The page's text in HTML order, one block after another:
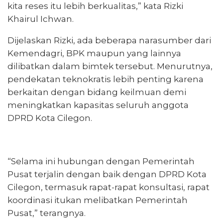
kita reses itu lebih berkualitas,” kata Rizki
Khairul Ichwan.
Dijelaskan Rizki, ada beberapa narasumber dari
Kemendagri, BPK maupun yang lainnya
dilibatkan dalam bimtek tersebut. Menurutnya,
pendekatan teknokratis lebih penting karena
berkaitan dengan bidang keilmuan demi
meningkatkan kapasitas seluruh anggota
DPRD Kota Cilegon.
“Selama ini hubungan dengan Pemerintah
Pusat terjalin dengan baik dengan DPRD Kota
Cilegon, termasuk rapat-rapat konsultasi, rapat
koordinasi itukan melibatkan Pemerintah
Pusat,” terangnya.